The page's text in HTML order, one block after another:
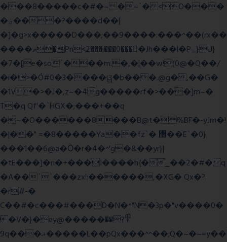
���8�����c�#�~�~`�<O���
�؋���?����d��|
�]�g>x�����D���;��9����:���^��(rx��
����ޡ�Pn<2���i���0���𩆿�Jh���l�P_}U}
�7�[e�so`���m.�,�|��w!(0@�Q��/
�i�>�Ó#0�3����ୱ�b���.@g� ,��G�
�1V�>�J�,z~�4g�����rf�>���]m~�
T�q Qf'�`HGX�;���+��q
�~�O������8���B@t� %BF�-yJm�!
�|��" =�8�����Ya��fz`� ޶��E`�0}
���1��6@a�Ȍ�r�4�^'g�&��yr}|
�tE���]�n�+���I����h{�_̣��2�#� q
�A��``���zx!:������,�XG� Qx�?
�r#-�
C��#�c���#���D�N�^"N�3p�"v����0�
�V�}�ey@�����߾?��
9q���ޣ�����L��pQx���^^��;Q�~�~=y��